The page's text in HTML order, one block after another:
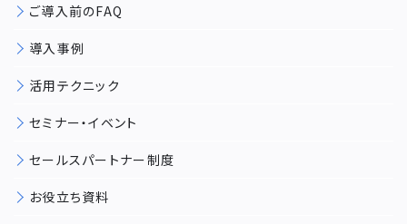
ご導入前のFAQ
導入事例
活用テクニック
セミナー・イベント
セールスパートナー制度
お役立ち資料